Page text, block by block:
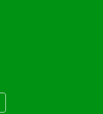
Biru - Ady Water Melayani
Ady Water Pengantaran ke
Bisa Kirim Sabtu-Minggu